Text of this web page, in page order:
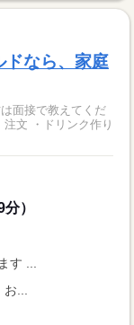
なら、家庭
面接で教えてくだ
）
す ...
お...